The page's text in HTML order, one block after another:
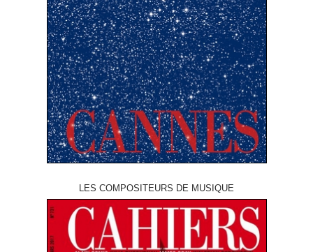
LES COMPOSITEURS DE MUSIQUE